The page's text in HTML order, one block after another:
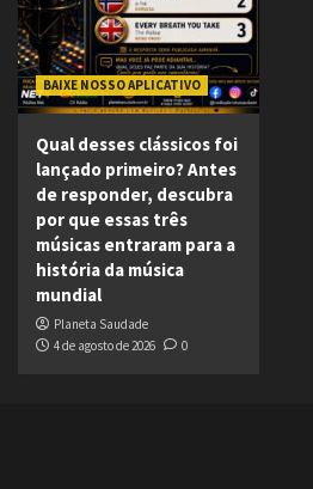
BAIXE NOSSO APLICATIVO
Qual desses clássicos foi
lançado primeiro? Antes
de responder, descubra
por que essas três
músicas entraram para a
história da música
mundial
Planeta Saudade
4 de agosto de 2026
0